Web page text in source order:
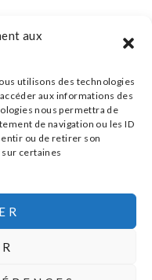
aux
utilisons des technologies
aux informations des
nous permettra de
de navigation ou les ID
ou de retirer son
certaines
DE CONFIDENTIALITÉ